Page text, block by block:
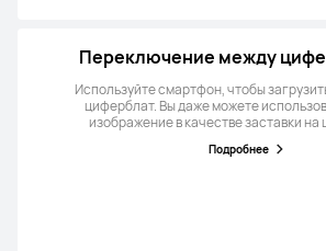
Переключение между
Используйте смартфон, чтобы
циферблат. Вы даже можете
изображение в качестве заставки
Подробнее